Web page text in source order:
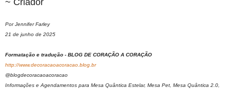
~ Criador
Por Jennifer Farley
21 de junho de 2025
Formatação e tradução - BLOG DE CORAÇÃO A CORAÇÃO
http://www.decoracaoacoracao.blog.br
@blogdecoracaoacoracao
Informações e Agendamentos para Mesa Quântica Estelar, Mesa Pet, Mesa Quântica 2.0,